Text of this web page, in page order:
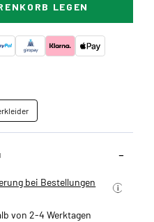
LEGEN
bei Bestellungen
von 2-4 Werktagen